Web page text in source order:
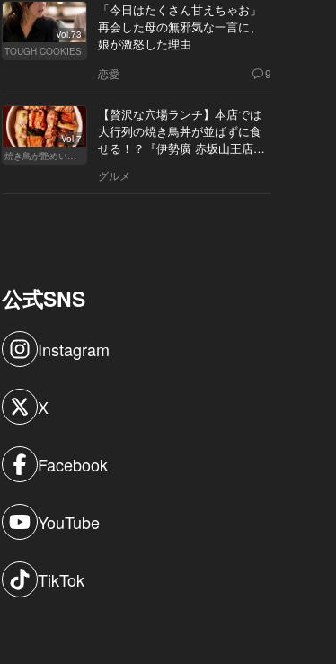
Vol.73
TOUGH COOKIES
「今日はたくさん甘えちゃお」
再会した母の無邪気な一言に、
娘が激怒した理由
恋愛 9
Vol.7
焼き鳥が艶めいてきた
【贅沢な穴場ランチ】本店では
大行列の焼き鳥丼が並ばずに食
せる！？『伊勢廣 赤坂山王店』
グルメ
公式SNS
Instagram
X
Facebook
YouTube
TikTok